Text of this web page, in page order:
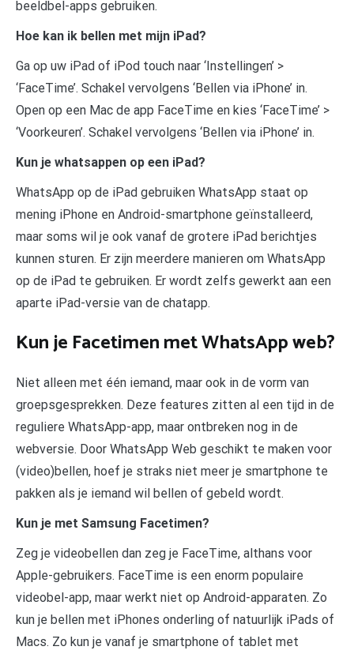
beeldbel-apps gebruiken.
Hoe kan ik bellen met mijn iPad?
Ga op uw iPad of iPod touch naar ‘Instellingen’ >
‘FaceTime’. Schakel vervolgens ‘Bellen via iPhone’ in.
Open op een Mac de app FaceTime en kies ‘FaceTime’ >
‘Voorkeuren’. Schakel vervolgens ‘Bellen via iPhone’ in.
Kun je whatsappen op een iPad?
WhatsApp op de iPad gebruiken WhatsApp staat op
mening iPhone en Android-smartphone geïnstalleerd,
maar soms wil je ook vanaf de grotere iPad berichtjes
kunnen sturen. Er zijn meerdere manieren om WhatsApp
op de iPad te gebruiken. Er wordt zelfs gewerkt aan een
aparte iPad-versie van de chatapp.
Kun je Facetimen met WhatsApp web?
Niet alleen met één iemand, maar ook in de vorm van
groepsgesprekken. Deze features zitten al een tijd in de
reguliere WhatsApp-app, maar ontbreken nog in de
webversie. Door WhatsApp Web geschikt te maken voor
(video)bellen, hoef je straks niet meer je smartphone te
pakken als je iemand wil bellen of gebeld wordt.
Kun je met Samsung Facetimen?
Zeg je videobellen dan zeg je FaceTime, althans voor
Apple-gebruikers. FaceTime is een enorm populaire
videobel-app, maar werkt niet op Android-apparaten. Zo
kun je bellen met iPhones onderling of natuurlijk iPads of
Macs. Zo kun je vanaf je smartphone of tablet met